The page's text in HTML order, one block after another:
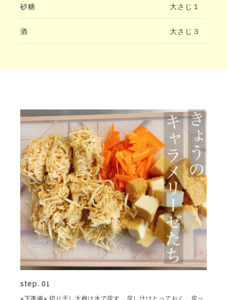
砂糖 大さじ１
酒 大さじ３
step. 01
※下準備※ 切り干し大根は水で戻す。戻し汁はとっておく。戻っ